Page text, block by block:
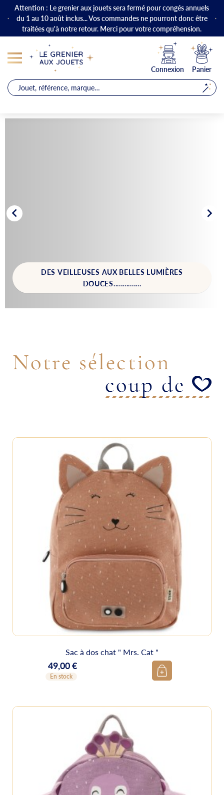
Attention : Le grenier aux jouets sera fermé pour congés annuels
du 1 au 10 août inclus... Vos commandes ne pourront donc être
traitées qu'à notre retour. Merci pour votre compréhension.
Connexion Panier

TOUS AU JARDIN !

Notre sélection
coup de
Sac à dos chat " Mrs. Cat "
Prix
49,00 €
En stock